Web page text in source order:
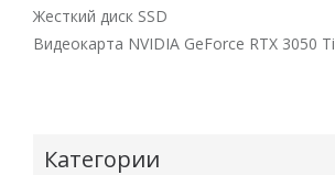
Жесткий диск SSD
Видеокарта NVIDIA GeForce RTX 3050 Ti
Категории